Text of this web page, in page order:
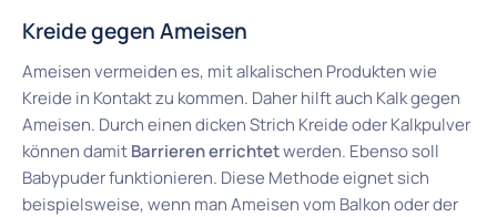
Kreide gegen Ameisen
Ameisen vermeiden es, mit alkalischen Produkten wie
Kreide in Kontakt zu kommen. Daher hilft auch Kalk gegen
Ameisen. Durch einen dicken Strich Kreide oder Kalkpulver
können damitBarrieren errichtetwerden. Ebenso soll
Babypuder funktionieren. Diese Methode eignet sich
beispielsweise, wenn man Ameisen vom Balkon oder der